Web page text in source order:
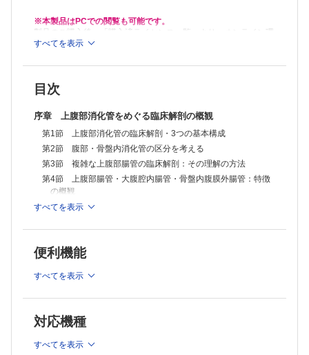
第3節 胎児体の伸長と原始腸管の伸長
1）胎児体の伸長と原始腸管の伸長（1）
2）胎児体の伸長と原始腸管の伸長（2）
第5節 再び，血管走行の基本型の成り立ち―横断面での復習
第6節 上腹部での血管走行の基本型―横断面での復習
第7節 体壁系血管と間膜系血管のかかわり―骨盤内腹膜外において
第1節 腸間膜系血管と体壁系血管の吻合・接点
第2節 体壁の基本構成―層構成
第3節 後腹膜腔，腹膜外骨盤での腹膜下筋膜深葉
第4節 後腹膜下筋膜の臨床上の重要性
第5節 後腹膜下筋膜の成り立ち
第4章 腸管の回転と間膜の変化
第1節 新しい視点から
1）これまでの腸管回転模式図への不満
と
4）立体図での考察：腸管並走動脈の連続性
1）癒合筋膜の形成と種類
第3節 大網の癒合筋膜
1）大網の広がりと癒合筋膜
2）大網と腸管・間膜との癒合：一連の縦断面図
※本製品はPCでの閲覧も可能です。
製品のご購入後、「購入済ライセンス一覧」より、オンライン環
境で閲覧可能なPDF版をご覧いただけます。詳細は
推奨ブラウザ： Firefox 最新版 / Google Chrome 最新版 / Safari
すべてを表示
目次
序章 上腹部消化管をめぐる臨床解剖の概観
第1節 上腹部消化管の臨床解剖・3つの基本構成
第2節 腹部・骨盤内消化管の区分を考える
第3節 複雑な上腹部腸管の臨床解剖：その理解の方法
第4節 上腹部腸管・大腹腔内腸管・骨盤内腹膜外腸管：特徴
の概観
第1章 腹側（前）間膜・背側（後）間膜・腹腔の形成
2）中胚葉上皮・組織の陥入
3）体表の形成と体腔の進入
第2節 卵黄囊動脈・静脈への整理・統合と腹側（前）間膜
第3節 臍静脈と腹側（前）間膜
第2章 血管走行の基本型―間膜系動静脈と体壁系動静脈
すべてを表示
便利機能
すべてを表示
対応機種
すべてを表示